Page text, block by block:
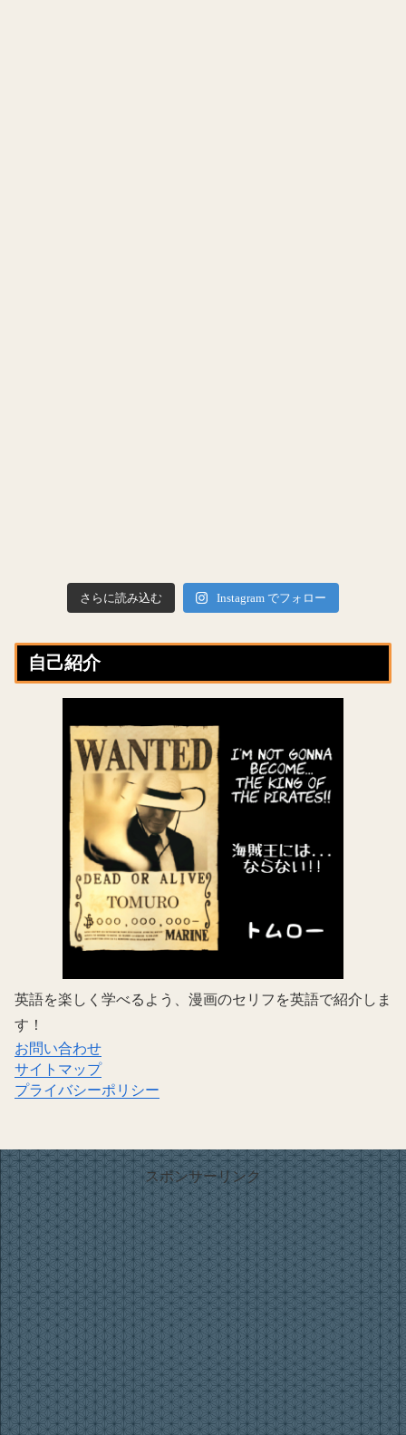
さらに読み込む Instagram でフォロー
自己紹介
英語を楽しく学べるよう、漫画のセリフを英語で紹介しま
す！
お問い合わせ
サイトマップ
プライバシーポリシー
スポンサーリンク